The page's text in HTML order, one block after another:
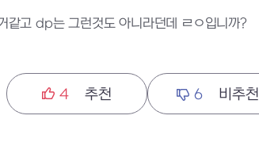
같고 dp는 그런것도 아니라던데 ㄹㅇ입니까?
4 추천 6 비추천